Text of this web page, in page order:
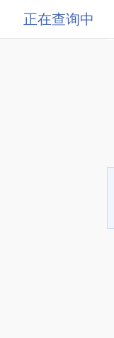
正在查询中